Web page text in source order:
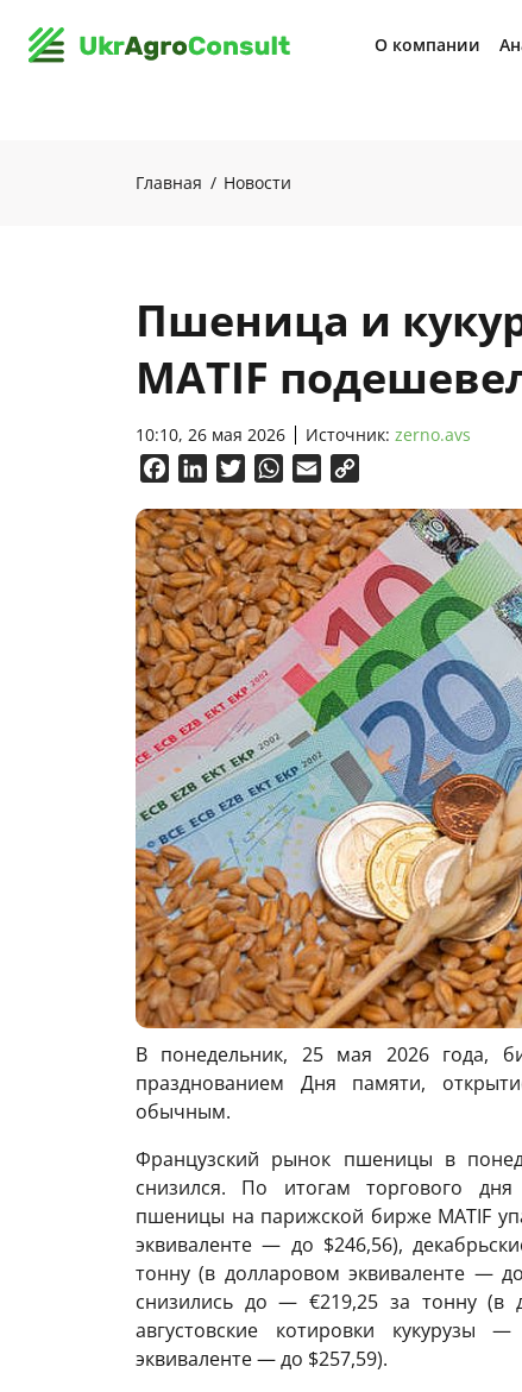
О компании
Главная Новости
Пшеница и
MATIF
10:10, 26 мая 2026 Источник: zerno.avs
FacebookLinkedInTwitterWhatsApp
Email
В понедельник, 25 мая 2026
празднованием Дня памяти,
обычным.
Французский рынок пшеницы в
снизился. По итогам торгового дня
пшеницы на парижской бирже MATIF
эквиваленте — до $246,56),
тонну (в долларовом эквиваленте —
снизились до — €219,25 за тонну (в
августовские котировки
эквиваленте — до $257,59).